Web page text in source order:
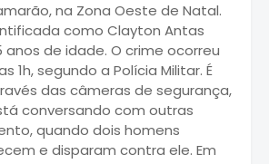
na Zona Oeste de Natal.
como Clayton Antas
anos de idade. O crime ocorreu
1h, segundo a Polícia Militar. É
das câmeras de segurança,
conversando com outras
quando dois homens
e disparam contra ele. Em